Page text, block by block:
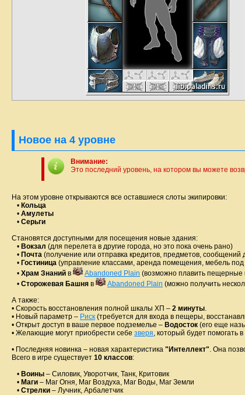
Новое на 4 уровне
Внимание:
Это последний уровень, на котором вы можете
На этом уровне открываются все оставшиеся слоты экипировки:
• Кольца
• Амулеты
• Серьги
Становятся доступными для посещения новые здания:
• Вокзал (для перелета в другие города, но это пока очень рано)
• Почта (получение или отправка кредитов, предметов, сообщений
• Гостиница (управление классами, аренда помещения, мебель
• Храм Знаний в Abandoned Plain (возможно плавить пещерные
• Сторожевая Башня в Abandoned Plain (можно получить
А также:
• Скорость восстановления полной шкалы ХП – 2 минуты
• Новый параметр – Риск (требуется для входа в пещеры,
• Открыт доступ в ваше первое подземелье – Водосток (его еще
• Желающие могут приобрести себе зверя , который будет помогать в
• Последняя новинка – новая характеристика "Интеллект" . Она
Всего в игре существует 10 классов:
• Воины – Силовик, Уворотчик, Танк, Критовик
• Маги – Маг Огня, Маг Воздуха, Маг Воды, Маг Земли
• Стрелки – Лучник, Арбалетчик